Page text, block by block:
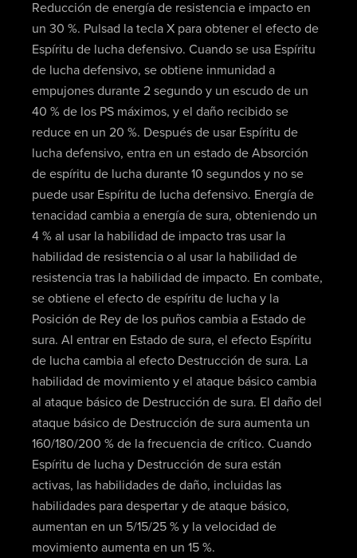
Reducción de energía de resistencia e impacto en
un 30 %. Pulsad la tecla X para obtener el efecto de
Espíritu de lucha defensivo. Cuando se usa Espíritu
de lucha defensivo, se obtiene inmunidad a
empujones durante 2 segundo y un escudo de un
40 % de los PS máximos, y el daño recibido se
reduce en un 20 %. Después de usar Espíritu de
lucha defensivo, entra en un estado de Absorción
de espíritu de lucha durante 10 segundos y no se
puede usar Espíritu de lucha defensivo. Energía de
tenacidad cambia a energía de sura, obteniendo un
4 % al usar la habilidad de impacto tras usar la
habilidad de resistencia o al usar la habilidad de
resistencia tras la habilidad de impacto. En combate,
se obtiene el efecto de espíritu de lucha y la
Posición de Rey de los puños cambia a Estado de
sura. Al entrar en Estado de sura, el efecto Espíritu
de lucha cambia al efecto Destrucción de sura. La
habilidad de movimiento y el ataque básico cambia
al ataque básico de Destrucción de sura. El daño del
ataque básico de Destrucción de sura aumenta un
160/180/200 % de la frecuencia de crítico. Cuando
Espíritu de lucha y Destrucción de sura están
activas, las habilidades de daño, incluidas las
habilidades para despertar y de ataque básico,
aumentan en un 5/15/25 % y la velocidad de
movimiento aumenta en un 15 %.